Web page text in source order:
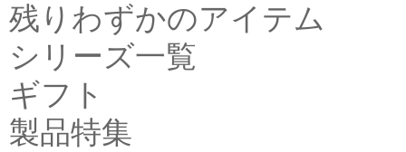
残りわずかのアイテム
シリーズ一覧
ギフト
製品特集